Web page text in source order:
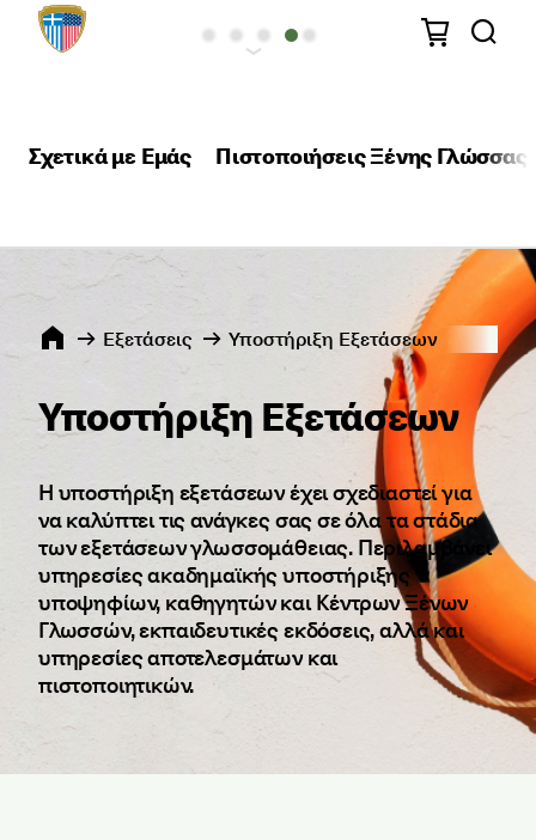
Σχετικά με Εμάς Πιστοποιήσεις Ξένης Γλώσσας
Εξετάσεις Υποστήριξη Εξετάσεων
Υποστήριξη Εξετάσεων
Η υποστήριξη εξετάσεων έχει σχεδιαστεί για
να καλύπτει τις ανάγκες σας σε όλα τα στάδια
των εξετάσεων γλωσσομάθειας. Περιλαμβάνει
υπηρεσίες ακαδημαϊκής υποστήριξης
υποψηφίων, καθηγητών και Κέντρων Ξένων
Γλωσσών, εκπαιδευτικές εκδόσεις, αλλά και
υπηρεσίες αποτελεσμάτων και
πιστοποιητικών.